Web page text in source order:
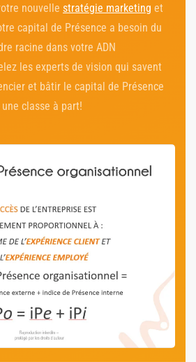
nouvelle stratégie marketing et
capital de Présence a besoin du
racine dans votre ADN
les experts de vision qui savent
et bâtir le capital de Présence
classe à part!